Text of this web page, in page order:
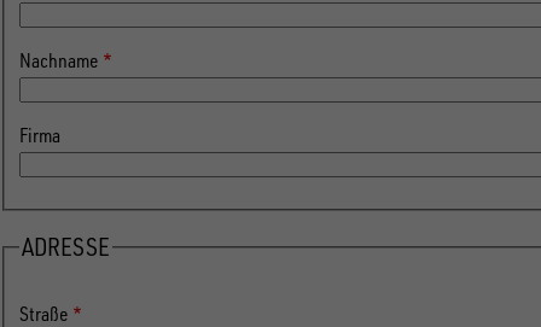
Nachname
Firma
ADRESSE
Straße